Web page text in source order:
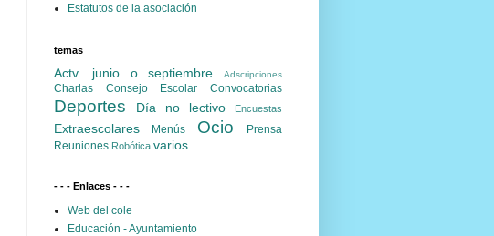
Estatutos de la asociación
temas
Actv. junio o septiembre Adscripciones
Charlas Consejo Escolar Convocatorias
Deportes Día no lectivo Encuestas
Extraescolares Menús Ocio
Prensa
Reuniones Robótica varios
- - - Enlaces - - -
Web del cole
Educación - Ayuntamiento